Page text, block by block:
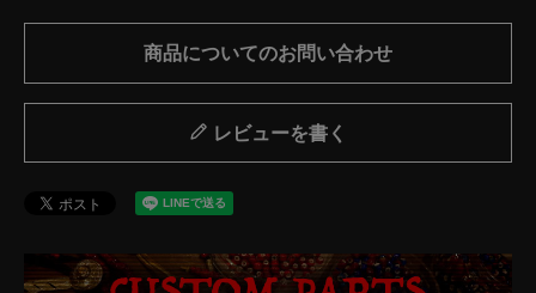
商品についてのお問い合わせ
レビューを書く